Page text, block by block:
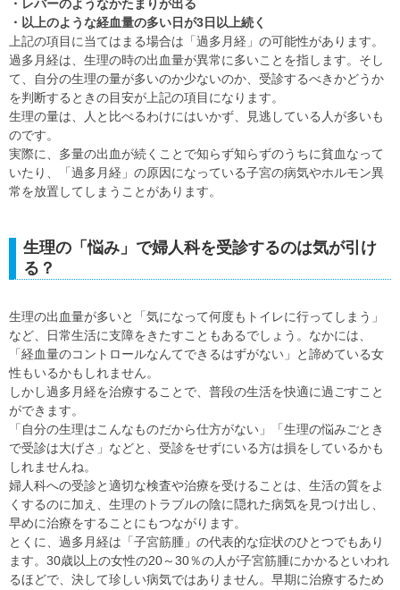
・レバーのようなかたまりが出る
・以上のような経血量の多い日が3日以上続く
上記の項目に当てはまる場合は「過多月経」の可能性があります。
過多月経は、生理の時の出血量が異常に多いことを指します。そし
て、自分の生理の量が多いのか少ないのか、受診するべきかどうか
を判断するときの目安が上記の項目になります。
生理の量は、人と比べるわけにはいかず、見逃している人が多いも
のです。
実際に、多量の出血が続くことで知らず知らずのうちに貧血なって
いたり、「過多月経」の原因になっている子宮の病気やホルモン異
常を放置してしまうことがあります。
生理の「悩み」で婦人科を受診するのは気が引け
る？
生理の出血量が多いと「気になって何度もトイレに行ってしまう」
など、日常生活に支障をきたすこともあるでしょう。なかには、
「経血量のコントロールなんてできるはずがない」と諦めている女
性もいるかもしれません。
しかし過多月経を治療することで、普段の生活を快適に過ごすこと
ができます。
「自分の生理はこんなものだから仕方がない」「生理の悩みごとき
で受診は大げさ」などと、受診をせずにいる方は損をしているかも
しれませんね。
婦人科への受診と適切な検査や治療を受けることは、生活の質をよ
くするのに加え、生理のトラブルの陰に隠れた病気を見つけ出し、
早めに治療をすることにもつながります。
とくに、過多月経は「子宮筋腫」の代表的な症状のひとつでもあり
ます。30歳以上の女性の20～30％の人が子宮筋腫にかかるといわれ
るほどで、決して珍しい病気ではありません。早期に治療するため